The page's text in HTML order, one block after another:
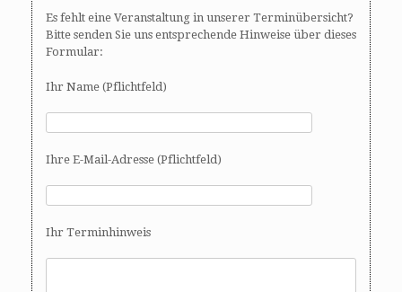
Es fehlt eine Veranstaltung in unserer Terminübersicht?
Bitte senden Sie uns entsprechende Hinweise über dieses
Formular:
Ihr Name (Pflichtfeld)
Ihre E-Mail-Adresse (Pflichtfeld)
Ihr Terminhinweis